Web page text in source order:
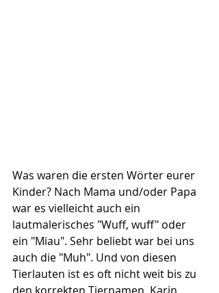
Was waren die ersten Wörter eurer
Kinder? Nach Mama und/oder Papa
war es vielleicht auch ein
lautmalerisches "Wuff, wuff" oder
ein "Miau". Sehr beliebt war bei uns
auch die "Muh". Und von diesen
Tierlauten ist es oft nicht weit bis zu